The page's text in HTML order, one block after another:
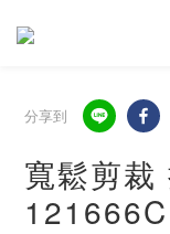
分享到
寬鬆剪裁
121666C